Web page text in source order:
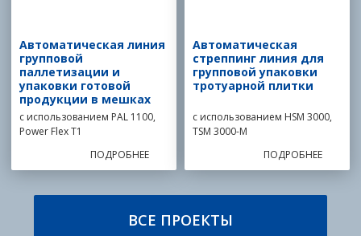
Автоматическая линия
групповой
паллетизации и
упаковки готовой
продукции в мешках
с использованием PAL 1100,
Power Flex T1
ПОДРОБНЕЕ
Автоматическая
стреппинг линия для
групповой упаковки
тротуарной плитки
с использованием HSM 3000,
TSM 3000-M
ПОДРОБНЕЕ
ВСЕ ПРОЕКТЫ